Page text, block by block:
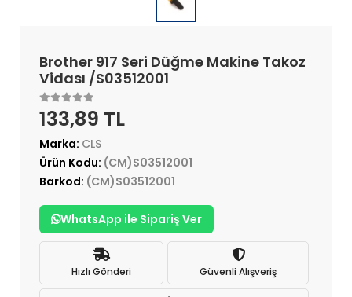
Brother 917 Seri Düğme Makine Takoz
Vidası /S03512001
133,89 TL
Marka: CLS
Ürün Kodu: (CM)S03512001
Barkod: (CM)S03512001
WhatsApp ile Sipariş Ver
Hızlı Gönderi Güvenli Alışveriş